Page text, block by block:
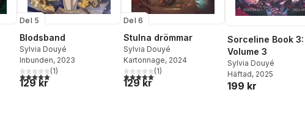
antal röster:
Del 5
Blodsband
Sylvia Douyé
Inbunden, 2023
5,0utav 5 stjärnor. Totalt antal röster:
(1)
129 kr
Del 6
Stulna drömmar
Sylvia Douyé
Kartonnage, 2024
5,0utav 5 stjärnor. Totalt antal röster:
(1)
129 kr
Sorceline Book 3:
Volume 3
Sylvia Douyé
Häftad, 2025
199 kr